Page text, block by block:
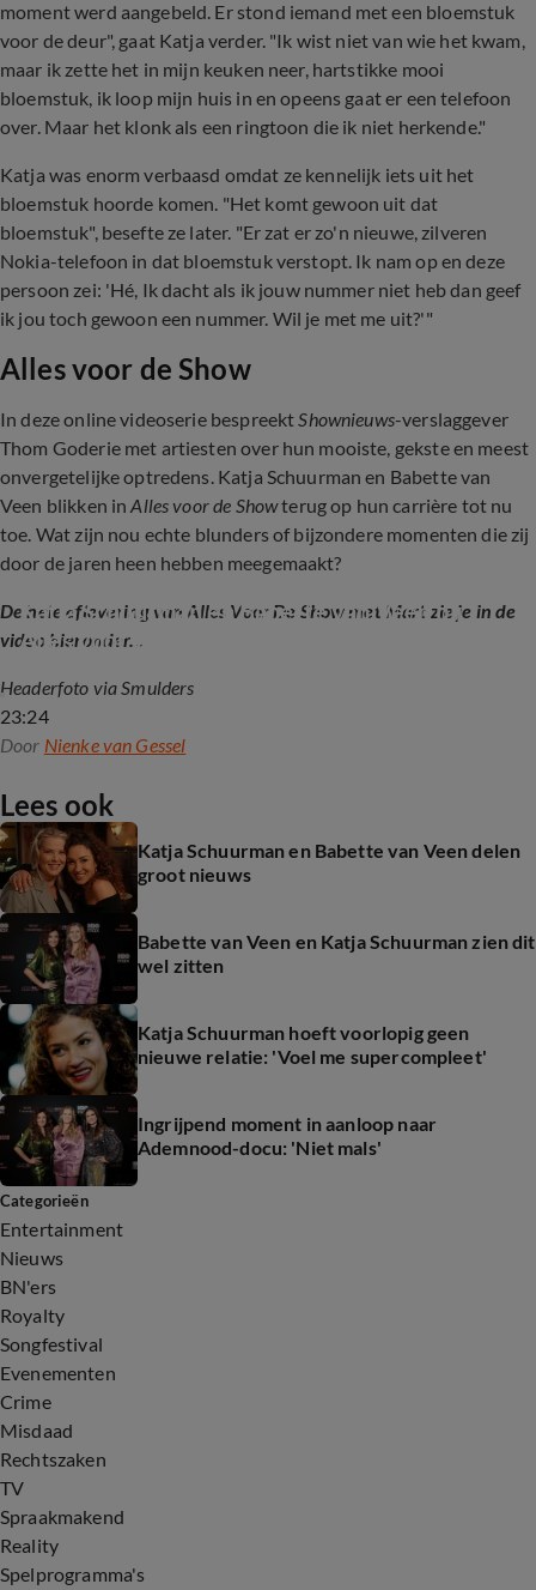
moment werd aangebeld. Er stond iemand met een bloemstuk
voor de deur", gaat Katja verder. "Ik wist niet van wie het kwam,
maar ik zette het in mijn keuken neer, hartstikke mooi
bloemstuk, ik loop mijn huis in en opeens gaat er een telefoon
over. Maar het klonk als een ringtoon die ik niet herkende."
Katja was enorm verbaasd omdat ze kennelijk iets uit het
bloemstuk hoorde komen. "Het komt gewoon uit dat
bloemstuk", besefte ze later. "Er zat er zo'n nieuwe, zilveren
Nokia-telefoon in dat bloemstuk verstopt. Ik nam op en deze
persoon zei: 'Hé, Ik dacht als ik jouw nummer niet heb dan geef
ik jou toch gewoon een nummer. Wil je met me uit?'"
Alles voor de Show
In deze online videoserie bespreektShownieuws-verslaggever
Thom Goderie met artiesten over hun mooiste, gekste en meest
onvergetelijke optredens. Katja Schuurman en Babette van
Veen blikken inAlles voor de Showterug op hun carrière tot nu
toe. Wat zijn nou echte blunders of bijzondere momenten die zij
door de jaren heen hebben meegemaakt?
De hele aflevering van Alles Voor De Show met Mart zie je in de
video hieronder...
23:24
Katja Schuurman en Babette van Veen bij
Alles voor de Show
Headerfoto via Smulders
Door Nienke van Gessel
Lees ook
Katja Schuurman en Babette van Veen delen
groot nieuws
Babette van Veen en Katja Schuurman zien dit
wel zitten
Katja Schuurman hoeft voorlopig geen
nieuwe relatie: 'Voel me supercompleet'
Ingrijpend moment in aanloop naar
Ademnood-docu: 'Niet mals'
Categorieën
Entertainment
Nieuws
BN'ers
Royalty
Songfestival
Evenementen
Crime
Misdaad
Rechtszaken
TV
Spraakmakend
Reality
Spelprogramma's